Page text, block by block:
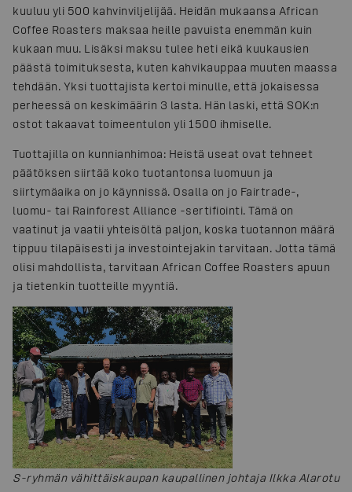
kuuluu yli 500 kahvinviljelijää. Heidän mukaansa African
Coffee Roasters maksaa heille pavuista enemmän kuin
kukaan muu. Lisäksi maksu tulee heti eikä kuukausien
päästä toimituksesta, kuten kahvikauppaa muuten maassa
tehdään. Yksi tuottajista kertoi minulle, että jokaisessa
perheessä on keskimäärin 3 lasta. Hän laski, että SOK:n
ostot takaavat toimeentulon yli 1500 ihmiselle.
Tuottajilla on kunnianhimoa: Heistä useat ovat tehneet
päätöksen siirtää koko tuotantonsa luomuun ja
siirtymäaika on jo käynnissä. Osalla on jo Fairtrade-,
luomu- tai Rainforest Alliance -sertifiointi. Tämä on
vaatinut ja vaatii yhteisöltä paljon, koska tuotannon määrä
tippuu tilapäisesti ja investointejakin tarvitaan. Jotta tämä
olisi mahdollista, tarvitaan African Coffee Roasters apuun
ja tietenkin tuotteille myyntiä.
S-ryhmän vähittäiskaupan kaupallinen johtaja Ilkka Alarotu